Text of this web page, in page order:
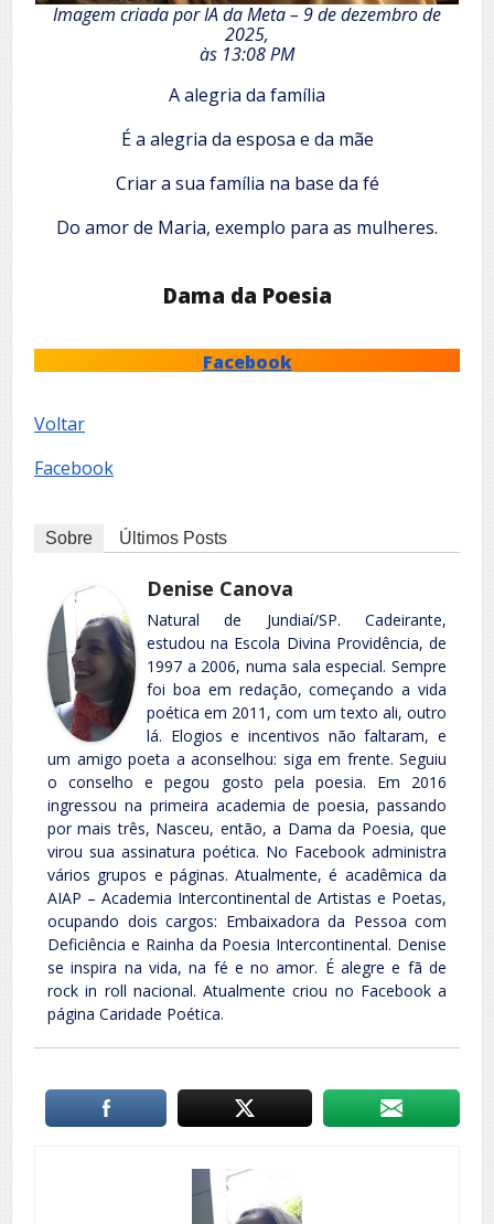
Imagem criada por IA da Meta – 9 de dezembro de
2025,
às 13:08 PM
A alegria da família
É a alegria da esposa e da mãe
Criar a sua família na base da fé
Do amor de Maria, exemplo para as mulheres.
Dama da Poesia
Facebook
Voltar
Facebook
Sobre Últimos Posts
Denise Canova
Natural de Jundiaí/SP. Cadeirante,
estudou na Escola Divina Providência, de
1997 a 2006, numa sala especial. Sempre
foi boa em redação, começando a vida
poética em 2011, com um texto ali, outro
lá. Elogios e incentivos não faltaram, e
um amigo poeta a aconselhou: siga em frente. Seguiu
o conselho e pegou gosto pela poesia. Em 2016
ingressou na primeira academia de poesia, passando
por mais três, Nasceu, então, a Dama da Poesia, que
virou sua assinatura poética. No Facebook administra
vários grupos e páginas. Atualmente, é acadêmica da
AIAP – Academia Intercontinental de Artistas e Poetas,
ocupando dois cargos: Embaixadora da Pessoa com
Deficiência e Rainha da Poesia Intercontinental. Denise
se inspira na vida, na fé e no amor. É alegre e fã de
rock in roll nacional. Atualmente criou no Facebook a
página Caridade Poética.